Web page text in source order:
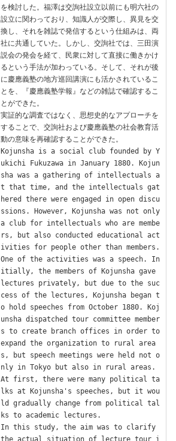
を検討した。福澤は交詢社設立以前にも明六社の
設立に関わっており、知識人が交際し、異見を交
換し、それを雑誌で発信するという仕組みは、両
社に共通していた。しかし、交詢社では、三田演
説会の発会を経て、民衆に対して直接に働きかけ
るという手法が加わっている。そして、それが後
に慶應義塾の地方巡回講演にも活かされているこ
とを、『慶應義塾学報』などの雑誌で確認するこ
とができた。
実証的な調査ではなく、思想史的なアプローチを
することで、交詢社および慶應義塾の社会教育活
動の意味を再確認することができた。
Kojunsha is a social club founded by Y
ukichi Fukuzawa in January 1880. Kojun
sha was a gathering of intellectuals a
t that time, and the intellectuals gat
hered there were engaged in open discu
ssions. However, Kojunsha was not only
a club for intellectuals who are membe
rs, but also conducted educational act
ivities for people other than members.
One of the activities was a speech. In
itially, the members of Kojunsha gave
lectures privately, but due to the suc
cess of the lectures, Kojunsha began t
o hold speeches from October 1880. Koj
unsha dispatched tour committee member
s to create branch offices in order to
expand the organization to rural area
s, but speech meetings were held not o
nly in Tokyo but also in rural areas.
At first, there were many political ta
lks at Kojunsha's speeches, but it wou
ld gradually change from political tal
ks to academic lectures.
In this study, the aim was to clarify
the actual situation of lecture tour i